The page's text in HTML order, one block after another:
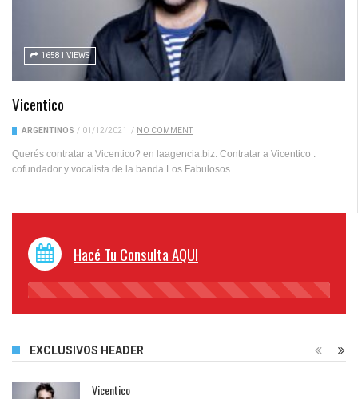
16581 VIEWS
Vicentico
ARGENTINOS / 01/12/2021 / NO COMMENT
Querés contratar a Vicentico? en laagencia.biz. Contratar a Vicentico :
cofundador y vocalista de la banda Los Fabulosos...
Hacé Tu Consulta AQUI
45%
EXCLUSIVOS HEADER
Vicentico